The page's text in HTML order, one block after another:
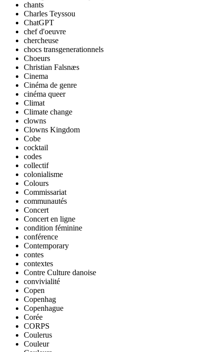
chants
Charles Teyssou
ChatGPT
chef d'oeuvre
chercheuse
chocs transgenerationnels
Choeurs
Christian Falsnæs
Cinema
Cinéma de genre
cinéma queer
Climat
Climate change
clowns
Clowns Kingdom
Cobe
cocktail
codes
collectif
colonialisme
Colours
Commissariat
communautés
Concert
Concert en ligne
condition féminine
conférence
Contemporary
contes
contextes
Contre Culture danoise
convivialité
Copen
Copenhag
Copenhague
Corée
CORPS
Coulerus
Couleur